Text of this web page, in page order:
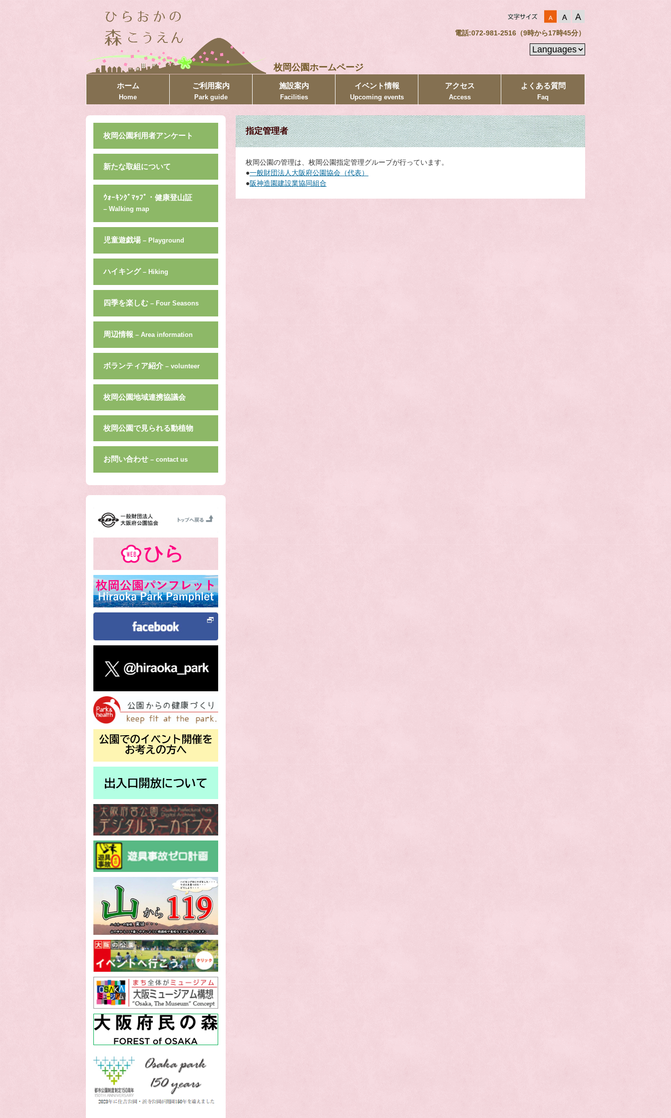
枚岡公園ホームページ
電話:072-981-2516（9時から17時45分）
ホーム
Home
ご利用案内
Park guide
施設案内
Facilities
イベント情報
Upcoming events
アクセス
Access
よくある質問
Faq
枚岡公園利用者アンケート
新たな取組について
ｳｫｰｷﾝｸﾞﾏｯﾌﾟ・健康登山証
– Walking map
児童遊戯場 – Playground
ハイキング – Hiking
四季を楽しむ – Four Seasons
周辺情報 – Area information
ボランティア紹介 – volunteer
枚岡公園地域連携協議会
枚岡公園で見られる動植物
お問い合わせ – contact us
指定管理者
枚岡公園の管理は、枚岡公園指定管理グループが行っています。
●一般財団法人大阪府公園協会（代表）
●阪神造園建設業協同組合